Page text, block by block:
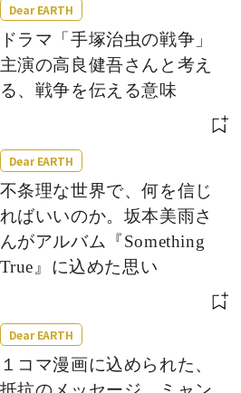
Dear EARTH
ドラマ「手塚治虫の戦争」
主演の高良健吾さんと考え
る、戦争を伝える意味
Dear EARTH
不条理な世界で、何を信じ
ればいいのか。坂本美雨さ
んがアルバム『Something
True』に込めた思い
Dear EARTH
１コマ漫画に込められた、